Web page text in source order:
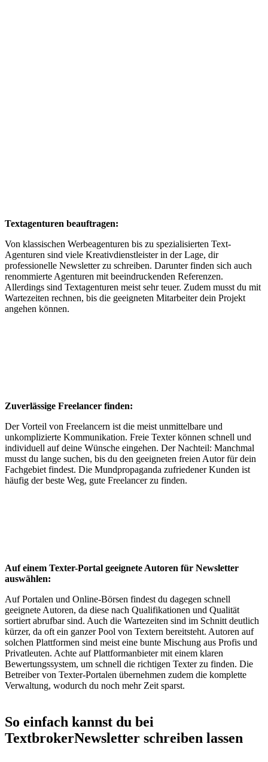
Textagenturen beauftragen:
Von klassischen Werbeagenturen bis zu spezialisierten Text-
Agenturen sind viele Kreativdienstleister in der Lage, dir
professionelle Newsletter zu schreiben. Darunter finden sich auch
renommierte Agenturen mit beeindruckenden Referenzen.
Allerdings sind Textagenturen meist sehr teuer. Zudem musst du mit
Wartezeiten rechnen, bis die geeigneten Mitarbeiter dein Projekt
angehen können.
Zuverlässige Freelancer finden:
Der Vorteil von Freelancern ist die meist unmittelbare und
unkomplizierte Kommunikation. Freie Texter können schnell und
individuell auf deine Wünsche eingehen. Der Nachteil: Manchmal
musst du lange suchen, bis du den geeigneten freien Autor für dein
Fachgebiet findest. Die Mundpropaganda zufriedener Kunden ist
häufig der beste Weg, gute Freelancer zu finden.
Auf einem Texter-Portal geeignete Autoren für Newsletter
auswählen:
Auf Portalen und Online-Börsen findest du dagegen schnell
geeignete Autoren, da diese nach Qualifikationen und Qualität
sortiert abrufbar sind. Auch die Wartezeiten sind im Schnitt deutlich
kürzer, da oft ein ganzer Pool von Textern bereitsteht. Autoren auf
solchen Plattformen sind meist eine bunte Mischung aus Profis und
Privatleuten. Achte auf Plattformanbieter mit einem klaren
Bewertungssystem, um schnell die richtigen Texter zu finden. Die
Betreiber von Texter-Portalen übernehmen zudem die komplette
Verwaltung, wodurch du noch mehr Zeit sparst.
So einfach kannst du bei
TextbrokerNewsletter schreiben lassen